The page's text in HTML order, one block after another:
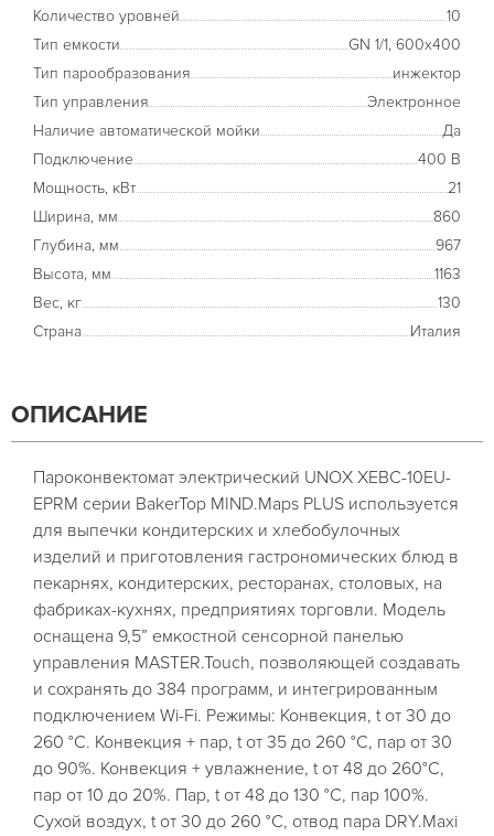
Количество уровней
10
Тип емкости
GN 1/1, 600x400
Тип парообразования
инжектор
Тип управления
Электронное
Наличие автоматической мойки
Да
Подключение
400 В
Мощность, кВт
21
Ширина, мм
860
Глубина, мм
967
Высота, мм
1163
Вес, кг
130
Страна
Италия
ОПИСАНИЕ
Пароконвектомат электрический UNOX XEBC-10EU-
EPRM серии BakerTop MIND.Maps PLUS используется
для выпечки кондитерских и хлебобулочных
изделий и приготовления гастрономических блюд в
пекарнях, кондитерских, ресторанах, столовых, на
фабриках-кухнях, предприятиях торговли. Модель
оснащена 9,5” емкостной сенсорной панелью
управления MASTER.Touch, позволяющей создавать
и сохранять до 384 программ, и интегрированным
подключением Wi-Fi. Режимы: Конвекция, t от 30 до
260 °C. Конвекция + пар, t от 35 до 260 °C, пар от 30
до 90%. Конвекция + увлажнение, t от 48 до 260°C,
пар от 10 до 20%. Пар, t от 48 до 130 °C, пар 100%.
Сухой воздух, t от 30 до 260 °С, отвод пара DRY.Maxi